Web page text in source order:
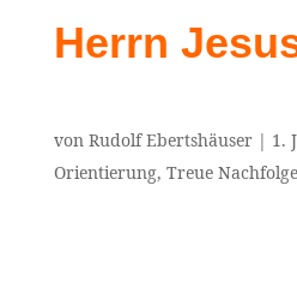
Herrn
von Rudolf Ebertshäuser| 1.
Orientierung, Treue Nachfolge